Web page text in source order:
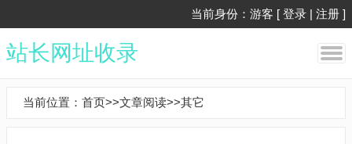
当前身份：游客 [ 登录 | 注册 ]
站长网址收录
当前位置： 首页>>文章阅读>>其它